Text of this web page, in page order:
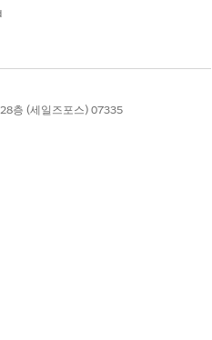
층 (세일즈포스) 07335